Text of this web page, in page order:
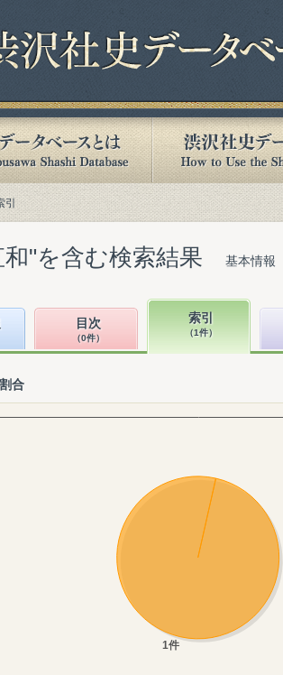
"を含む検索結果 基本情報
目次
（0件）
索引
（1件）
合